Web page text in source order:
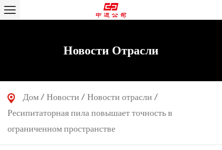
Новости Отрасли
Дом / Новости / Новости отрасли /
Ресипитаторная пила повышает точность в
ограниченном пространстве